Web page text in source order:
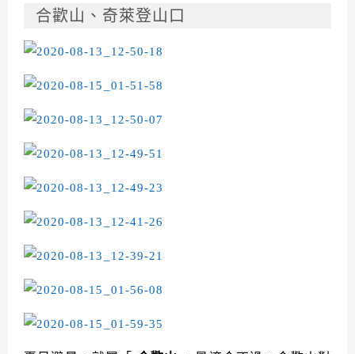
合歡山、奇萊登山口